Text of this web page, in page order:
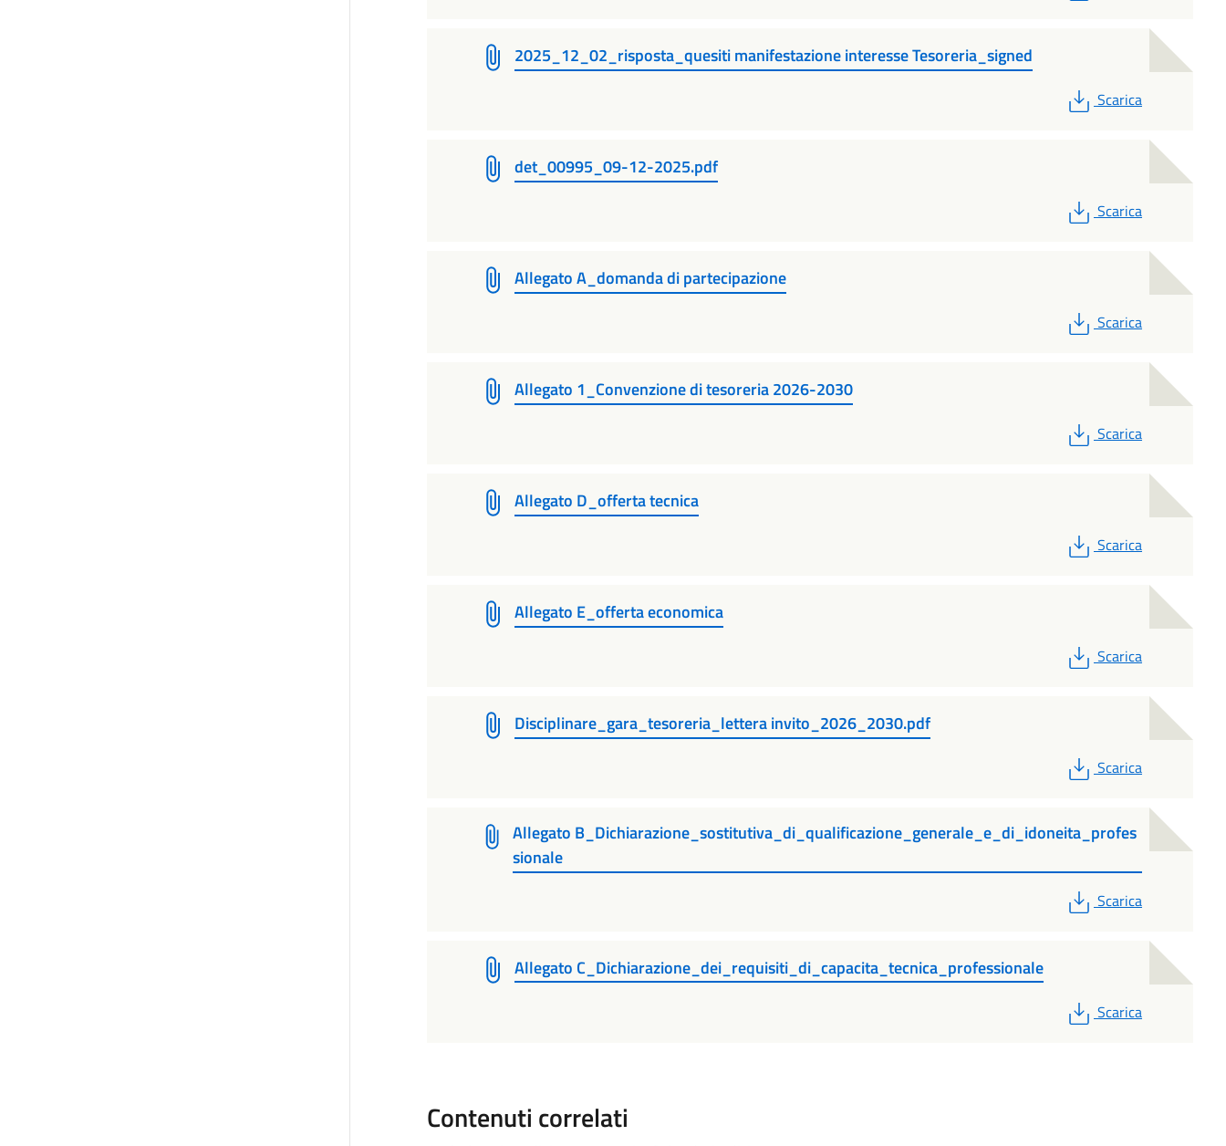
2025_12_02_risposta_quesiti manifestazione interesse Tesoreria_signed
PDF
Scarica
det_00995_09-12-2025.pdf
PDF
Scarica
Allegato A_domanda di partecipazione
PDF
Scarica
Allegato 1_Convenzione di tesoreria 2026-2030
PDF
Scarica
Allegato D_offerta tecnica
PDF
Scarica
Allegato E_offerta economica
PDF
Scarica
Disciplinare_gara_tesoreria_lettera invito_2026_2030.pdf
PDF
Scarica
Allegato B_Dichiarazione_sostitutiva_di_qualificazione_generale_e_di_idoneita_profes
sionale
PDF
Scarica
Allegato C_Dichiarazione_dei_requisiti_di_capacita_tecnica_professionale
PDF
Scarica
Contenuti correlati